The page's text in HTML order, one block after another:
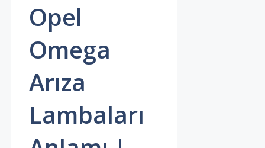
Opel
Omega
Arıza
Lambaları